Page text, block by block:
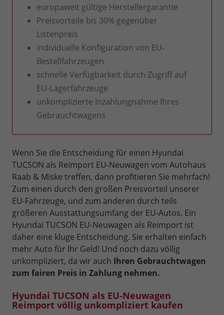
europaweit gültige Herstellergarantie
Preisvorteile bis 30% gegenüber
Listenpreis
individuelle Konfiguration von EU-
Bestellfahrzeugen
schnelle Verfügbarkeit durch Zugriff auf
EU-Lagerfahrzeuge
unkomplizierte Inzahlungnahme Ihres
Gebrauchtwagens
Wenn Sie die Entscheidung für einen Hyundai
TUCSON als Reimport EU-Neuwagen vom Autohaus
Raab & Miske treffen, dann profitieren Sie mehrfach!
Zum einen durch den großen Preisvorteil unserer
EU-Fahrzeuge, und zum anderen durch teils
größeren Ausstattungsumfang der EU-Autos. Ein
Hyundai TUCSON EU-Neuwagen als Reimport ist
daher eine kluge Entscheidung. Sie erhalten einfach
mehr Auto für Ihr Geld! Und noch dazu völlig
unkompliziert, da wir auch Ihren Gebrauchtwagen
zum fairen Preis in Zahlung nehmen.
Hyundai TUCSON als EU-Neuwagen
Reimport völlig unkompliziert kaufen